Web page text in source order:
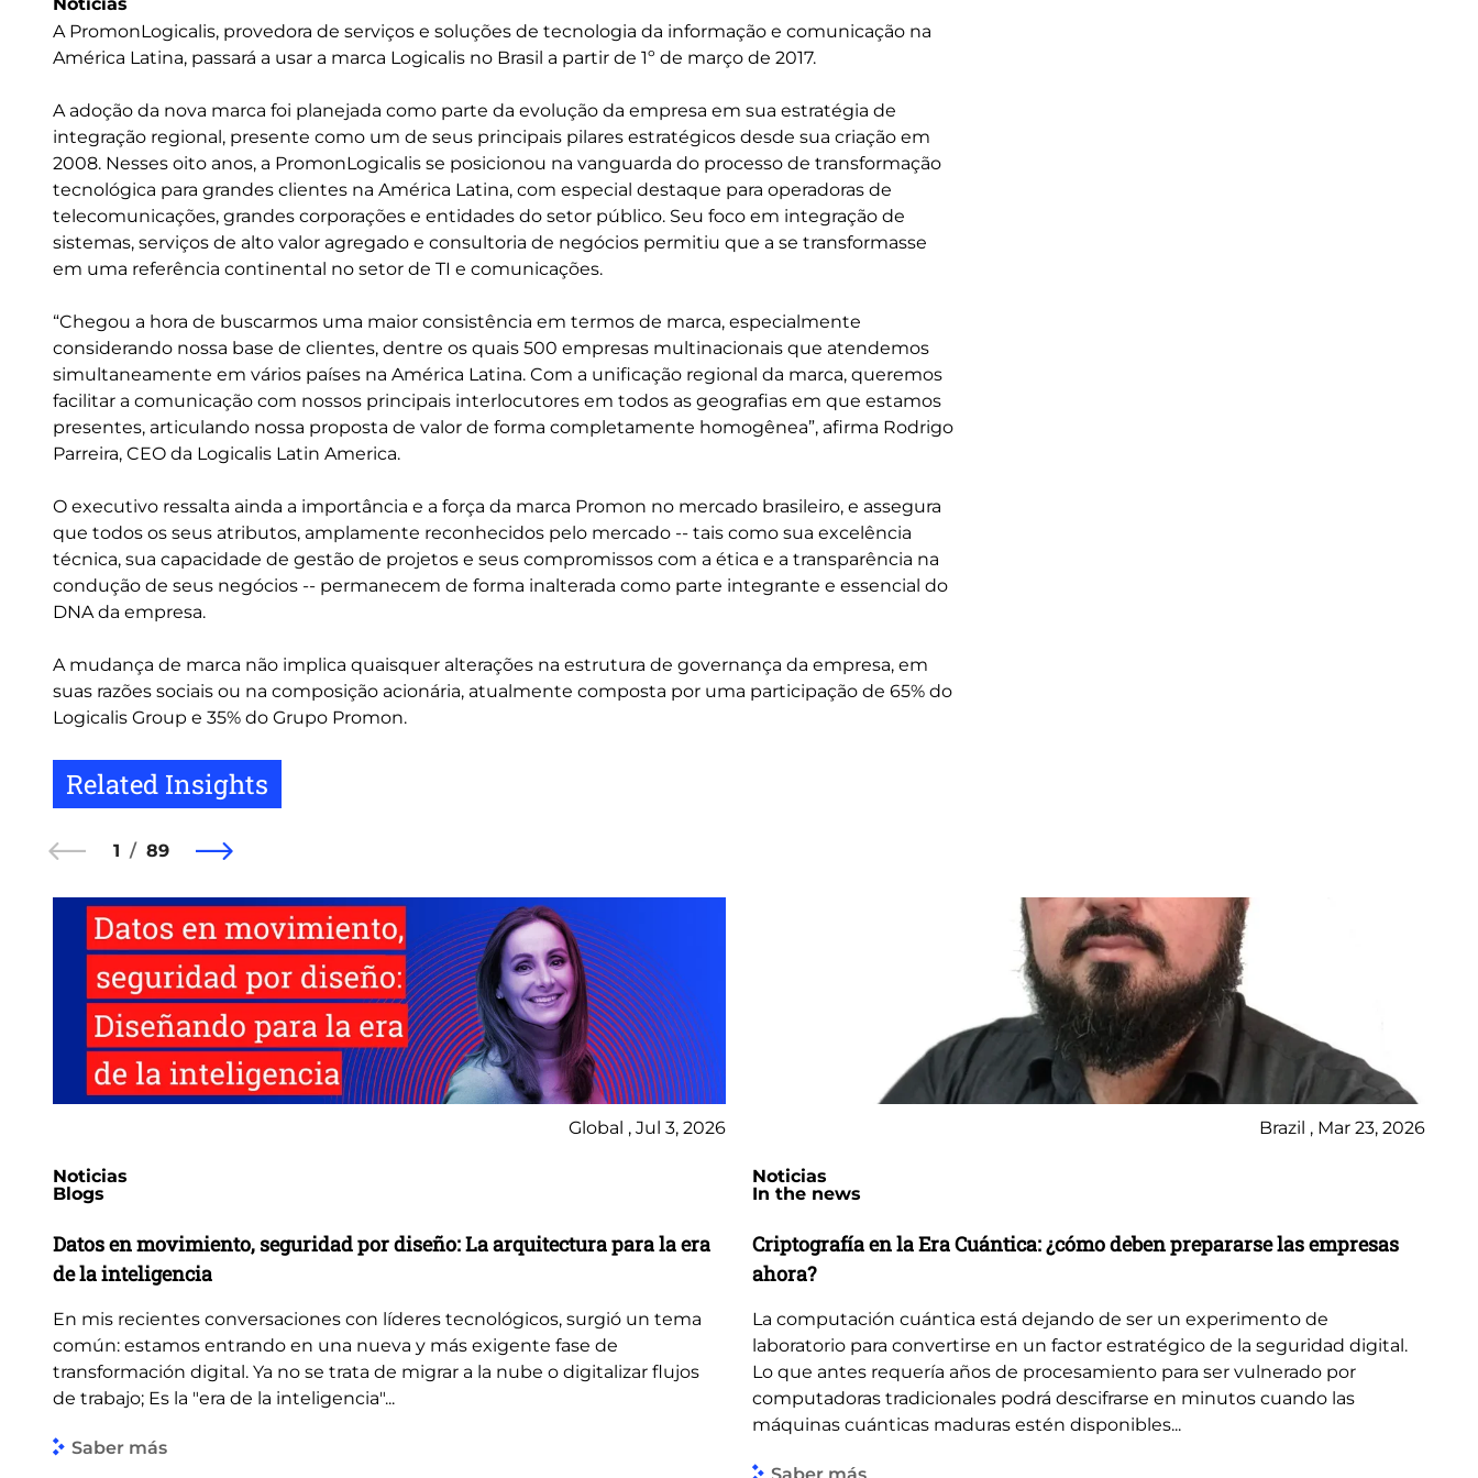
A PromonLogicalis, provedora de serviços e soluções de tecnologia da informação e comunicação na
América Latina, passará a usar a marca Logicalis no Brasil a partir de 1º de março de 2017.
A adoção da nova marca foi planejada como parte da evolução da empresa em sua estratégia de
integração regional, presente como um de seus principais pilares estratégicos desde sua criação em
2008. Nesses oito anos, a PromonLogicalis se posicionou na vanguarda do processo de transformação
tecnológica para grandes clientes na América Latina, com especial destaque para operadoras de
telecomunicações, grandes corporações e entidades do setor público. Seu foco em integração de
sistemas, serviços de alto valor agregado e consultoria de negócios permitiu que a se transformasse
em uma referência continental no setor de TI e comunicações.
“Chegou a hora de buscarmos uma maior consistência em termos de marca, especialmente
considerando nossa base de clientes, dentre os quais 500 empresas multinacionais que atendemos
simultaneamente em vários países na América Latina. Com a unificação regional da marca, queremos
facilitar a comunicação com nossos principais interlocutores em todos as geografias em que estamos
presentes, articulando nossa proposta de valor de forma completamente homogênea”, afirma Rodrigo
Parreira, CEO da Logicalis Latin America.
O executivo ressalta ainda a importância e a força da marca Promon no mercado brasileiro, e assegura
que todos os seus atributos, amplamente reconhecidos pelo mercado -- tais como sua excelência
técnica, sua capacidade de gestão de projetos e seus compromissos com a ética e a transparência na
condução de seus negócios -- permanecem de forma inalterada como parte integrante e essencial do
DNA da empresa.
A mudança de marca não implica quaisquer alterações na estrutura de governança da empresa, em
suas razões sociais ou na composição acionária, atualmente composta por uma participação de 65% do
Logicalis Group e 35% do Grupo Promon.
Related Insights
1 89
Global , Jul 3, 2026
Noticias
Blogs
Datos en movimiento, seguridad por diseño: La arquitectura para la era
de la inteligencia
En mis recientes conversaciones con líderes tecnológicos, surgió un tema
común: estamos entrando en una nueva y más exigente fase de
transformación digital. Ya no se trata de migrar a la nube o digitalizar flujos
de trabajo; Es la "era de la inteligencia"...
Saber más
Brazil , Mar 23, 2026
Noticias
In the news
Criptografía en la Era Cuántica: ¿cómo deben prepararse las empresas
ahora?
La computación cuántica está dejando de ser un experimento de
laboratorio para convertirse en un factor estratégico de la seguridad digital.
Lo que antes requería años de procesamiento para ser vulnerado por
computadoras tradicionales podrá descifrarse en minutos cuando las
máquinas cuánticas maduras estén disponibles...
Saber más